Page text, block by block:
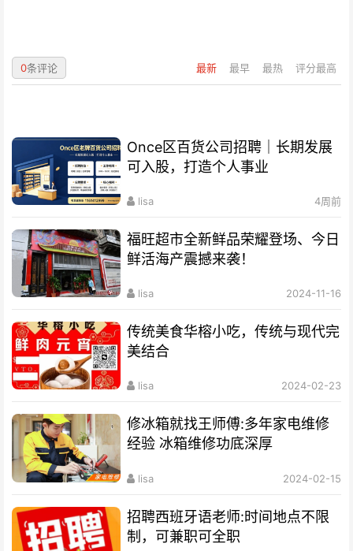
最新 最早 最热 评分最高
0条评论
Once区百货公司招聘｜长期发展
可入股，打造个人事业
lisa 4周前
福旺超市全新鲜品荣耀登场、今日
鲜活海产震撼来袭！
lisa 2024-11-16
传统美食华榕小吃，传统与现代完
美结合
lisa 2024-02-23
修冰箱就找王师傅:多年家电维修
经验 冰箱维修功底深厚
lisa 2024-02-15
招聘西班牙语老师:时间地点不限
制，可兼职可全职